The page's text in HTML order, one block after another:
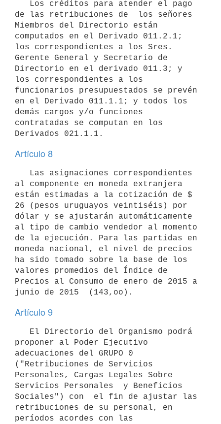
de las retribuciones de  los señores
Miembros del Directorio están
computados en el Derivado 011.2.1;
los correspondientes a los Sres.
Gerente General y Secretario de
Directorio en el derivado 011.3; y
los correspondientes a los
funcionarios presupuestados se prevén
en el Derivado 011.1.1; y todos los
demás cargos y/o funciones
contratadas se computan en los
Artículo 8
al componente en moneda extranjera
están estimadas a la cotización de $
26 (pesos uruguayos veintiséis) por
dólar y se ajustarán automáticamente
al tipo de cambio vendedor al momento
de la ejecución. Para las partidas en
moneda nacional, el nivel de precios
ha sido tomado sobre la base de los
valores promedios del Índice de
Precios al Consumo de enero de 2015 a
Artículo 9
proponer al Poder Ejecutivo
adecuaciones del GRUPO 0
("Retribuciones de Servicios
Personales, Cargas Legales Sobre
Servicios Personales  y Beneficios
Sociales") con  el fin de ajustar las
retribuciones de su personal, en
períodos acordes con las